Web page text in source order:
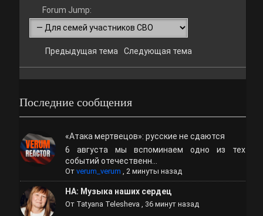
Forum Jump:
Предыдущая тема Следующая тема
Последние сообщения
«Атака мертвецов»: русские не сдаются
6 августа мы вспоминаем одно из тех
событий отечественн...
От verum_verum , 2 минуты назад
НА: Музыка наших сердец
От Tatyana Telesheva , 36 минут назад